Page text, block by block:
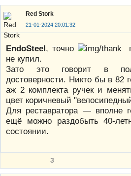
Red Stork
21-01-2024 20:01:32
EndoSteel, точно
не купил.
Зато это говорит в
достоверности. Никто бы в 82
аж 2 комплекта ручек и
цвет коричневый
Для реставратора — вполне
ещё можно раздобыть 40-
состоянии.
3